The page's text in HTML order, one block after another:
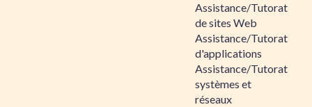
Assistance/Tutorat
de sites Web
Assistance/Tutorat
d'applications
Assistance/Tutorat
systèmes et
réseaux